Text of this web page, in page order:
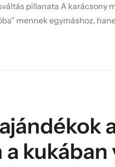
pillanata A karácsony
mennek egymáshoz,
kukában